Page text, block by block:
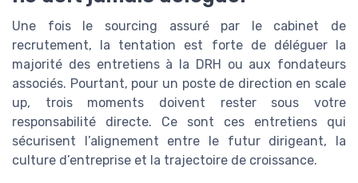
Une fois le sourcing assuré par le cabinet de
recrutement, la tentation est forte de déléguer la
majorité des entretiens à la DRH ou aux fondateurs
associés. Pourtant, pour un poste de direction en scale
up, trois moments doivent rester sous votre
responsabilité directe. Ce sont ces entretiens qui
sécurisent l’alignement entre le futur dirigeant, la
culture d’entreprise et la trajectoire de croissance.